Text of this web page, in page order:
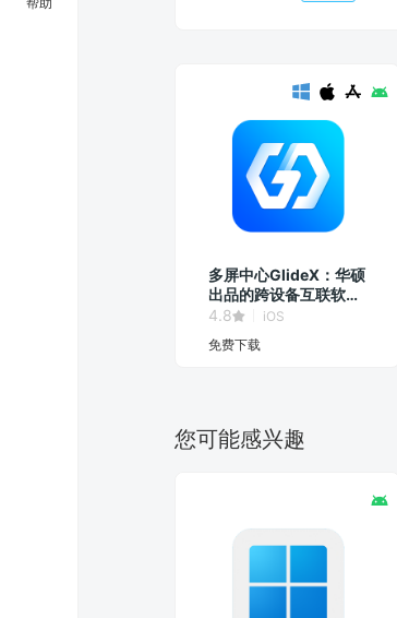
多屏中心GlideX：华硕
出品的跨设备互联软
件！
4.8
iOS
免费下载
您可能感兴趣